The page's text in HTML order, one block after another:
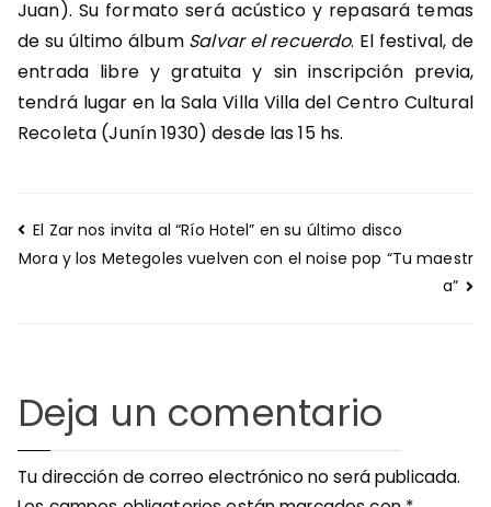
Juan). Su formato será acústico y repasará temas
de su último álbum Salvar el recuerdo. El festival, de
entrada libre y gratuita y sin inscripción previa,
tendrá lugar en la Sala Villa Villa del Centro Cultural
Recoleta (Junín 1930) desde las 15 hs.
Navegación
de
El Zar nos invita al “Río Hotel” en su último disco
Mora y los Metegoles vuelven con el noise pop “Tu maestr
a”
Deja un comentario
Tu dirección de correo electrónico no será publicada.